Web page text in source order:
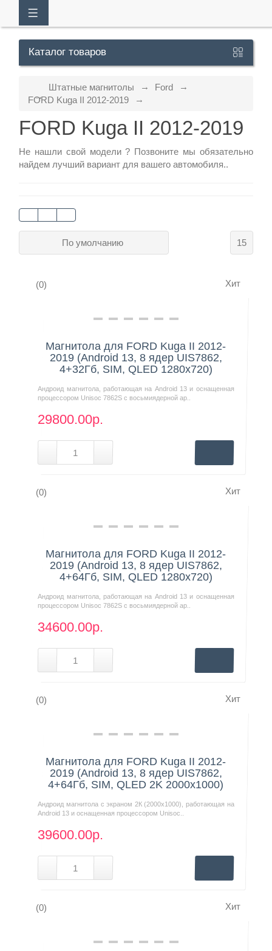
113-
Каталог товаров
Штатные магнитолы
Ford
FORD Kuga II 2012-2019
FORD Kuga II 2012-2019
Не нашли свой модели ? Позвоните мы обязательно
найдем лучший вариант для вашего автомобиля..
15
По умолчанию
(0) Хит
Нашли дешевле?
Магнитола для FORD Kuga II 2012-
2019 (Android 13, 8 ядер UIS7862,
4+32Гб, SIM, QLED 1280x720)
Андроид магнитола, работающая на Android 13 и оснащенная
процессором Unisoc 7862S с восьмиядерной ар..
29800.00р.
(0) Хит
Нашли дешевле?
Магнитола для FORD Kuga II 2012-
2019 (Android 13, 8 ядер UIS7862,
4+64Гб, SIM, QLED 1280x720)
Андроид магнитола, работающая на Android 13 и оснащенная
процессором Unisoc 7862S с восьмиядерной ар..
34600.00р.
(0) Хит
Нашли дешевле?
Магнитола для FORD Kuga II 2012-
2019 (Android 13, 8 ядер UIS7862,
4+64Гб, SIM, QLED 2K 2000x1000)
Андроид магнитола с экраном 2К (2000х1000), работающая на
Android 13 и оснащенная процессором Unisoc..
39600.00р.
(0) Хит
Нашли дешевле?